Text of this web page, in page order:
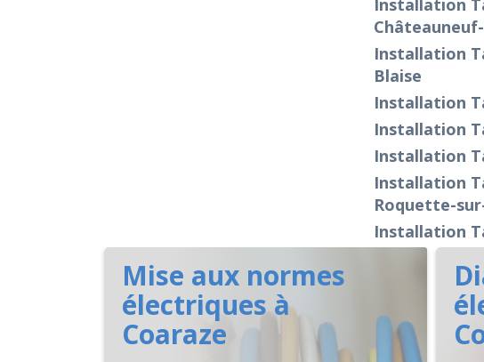
Installation
Installation
Blaise
Installation
Installation
Installation
Installation
Roquette-
Installation
Mise aux normes
électriques à
Coaraze